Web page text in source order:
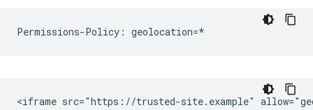
<iframe src="https://trusted-site.example"